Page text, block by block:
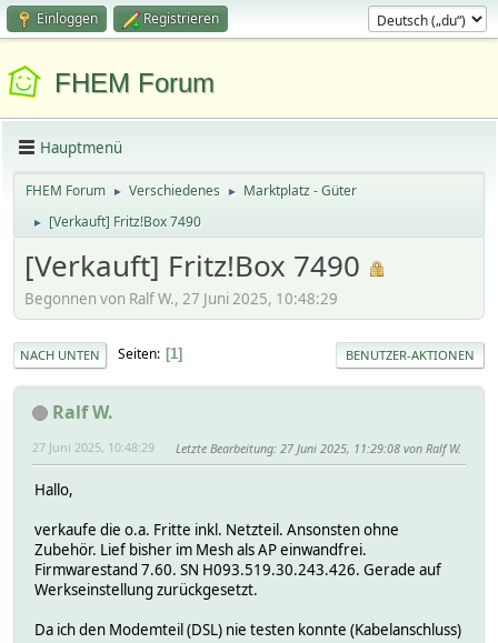
Einloggen Registrieren
FHEM Forum
Hauptmenü
FHEM Forum ► Verschiedenes ► Marktplatz - Güter
► [Verkauft] Fritz!Box 7490
[Verkauft] Fritz!Box 7490
Begonnen von Ralf W., 27 Juni 2025, 10:48:29
NACH UNTEN Seiten 1 BENUTZER-AKTIONEN
Ralf W.
27 Juni 2025, 10:48:29 Letzte Bearbeitung: 27 Juni 2025, 11:29:08 von Ralf W.
Hallo,
verkaufe die o.a. Fritte inkl. Netzteil. Ansonsten ohne
Zubehör. Lief bisher im Mesh als AP einwandfrei.
Firmwarestand 7.60. SN H093.519.30.243.426. Gerade auf
Werkseinstellung zurückgesetzt.
Da ich den Modemteil (DSL) nie testen konnte (Kabelanschluss)